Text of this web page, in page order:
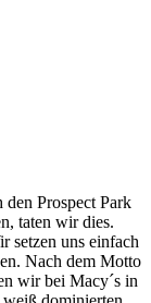
Prospect Park
taten wir dies.
setzen uns einfach
Nach dem Motto
wir bei Macy´s in